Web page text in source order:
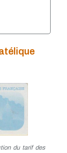
du tarif des